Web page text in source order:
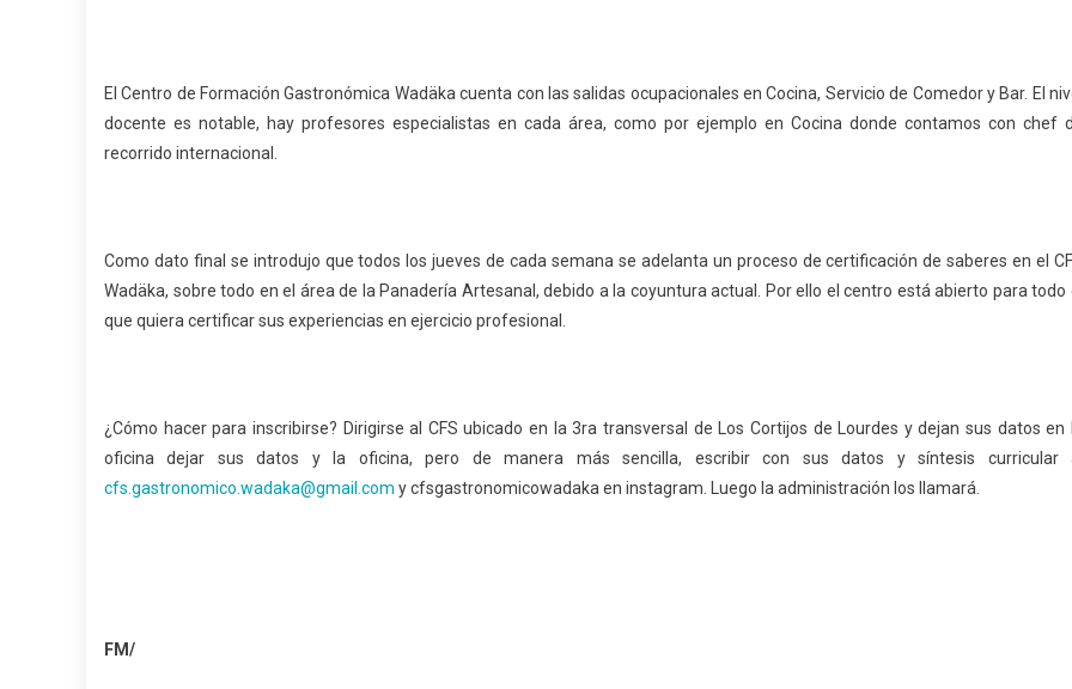
El Centro de Formación Gastronómica Wadäka cuenta con las salidas ocupacionales en Cocina, Servicio de Comedor y Bar. El
docente es notable, hay profesores especialistas en cada área, como por ejemplo en Cocina donde contamos con chef
recorrido internacional.
Como dato final se introdujo que todos los jueves de cada semana se adelanta un proceso de certificación de saberes en el
Wadäka, sobre todo en el área de la Panadería Artesanal, debido a la coyuntura actual. Por ello el centro está abierto para todo
que quiera certificar sus experiencias en ejercicio profesional.
¿Cómo hacer para inscribirse? Dirigirse al CFS ubicado en la 3ra transversal de Los Cortijos de Lourdes y dejan sus datos en
oficina dejar sus datos y la oficina, pero de manera más sencilla, escribir con sus datos y síntesis curricular
cfs.gastronomico.wadaka@gmail.com y cfsgastronomicowadaka en instagram. Luego la administración los llamará.
FM/